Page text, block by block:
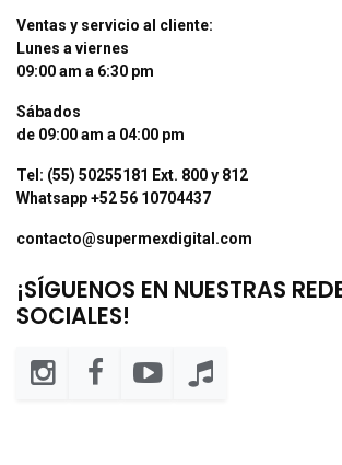
Ventas y servicio al cliente:
Lunes a viernes
09:00 am a 6:30 pm
Sábados
de 09:00 am a 04:00 pm
Tel: (55) 50255181 Ext. 800 y 812
Whatsapp +52 56 10704437
contacto@supermexdigital.com
¡SÍGUENOS EN NUESTRAS
SOCIALES!